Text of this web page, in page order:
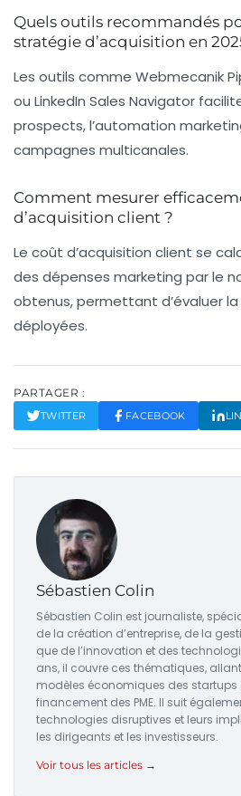
Quels outils recommandés
stratégie d’acquisition en
Les outils comme Webmecanik
ou LinkedIn Sales Navigator
prospects, l’automation
campagnes multicanales.
Comment mesurer
d’acquisition client ?
Le coût d’acquisition client se
des dépenses marketing par le
obtenus, permettant d’évaluer
déployées.
PARTAGER :
TWITTER FACEBOOK
Sébastien Colin
Sébastien Colin est journaliste,
de la création d’entreprise, de la
que de l’innovation et des
ans, il couvre ces thématiques,
modèles économiques des
financement des PME. Il suit
technologies disruptives et leurs
les dirigeants et les investisseurs.
Voir tous les articles →